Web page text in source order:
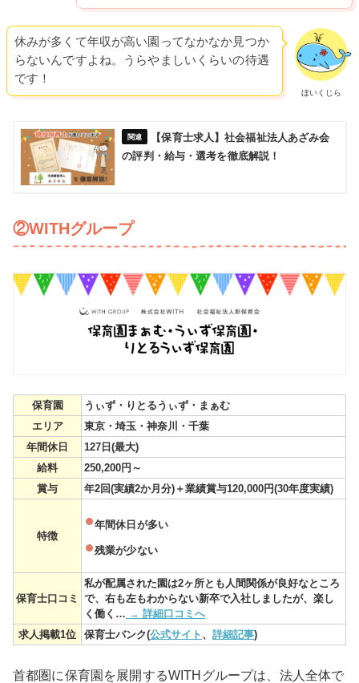
ほいくじら
休みが多くて年収が高い園ってなかなか見つか
らないんですよね。うらやましいくらいの待遇
です！
【保育士求人】社会福祉法人あざみ会
の評判・給与・選考を徹底解説！
②WITHグループ
保育園
うぃず・りとるうぃず・まぁむ
エリア
東京・埼玉・神奈川・千葉
年間休日
127日(最大)
給料
250,200円～
賞与
年2回(実績2か月分)＋業績賞与120,000円(30年度実績)
特徴
年間休日が多い
残業が少ない
保育士口コミ
私が配属された園は2ヶ所とも人間関係が良好なところ
で、右も左もわからない新卒で入社しましたが、楽し
く働く… → 詳細口コミへ
求人掲載1位
保育士バンク(公式サイト 、 詳細記事)
首都圏に保育園を展開するWITHグループは、法人全体で